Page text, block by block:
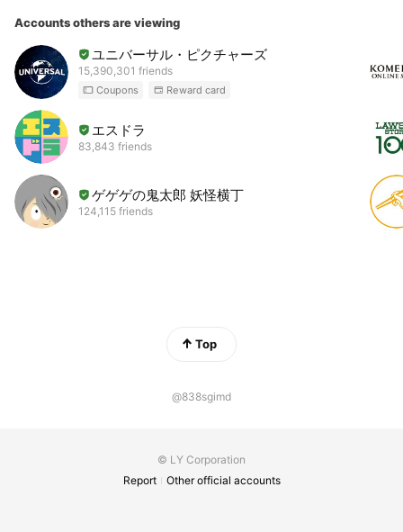
Accounts others are viewing
ユニバーサル・ピクチャーズ
15,390,301 friends
Coupons Reward card
エスドラ
83,843 friends
ゲゲゲの鬼太郎 妖怪横丁
124,115 friends
Top
@838sgimd
© LY Corporation
Report
Other official accounts